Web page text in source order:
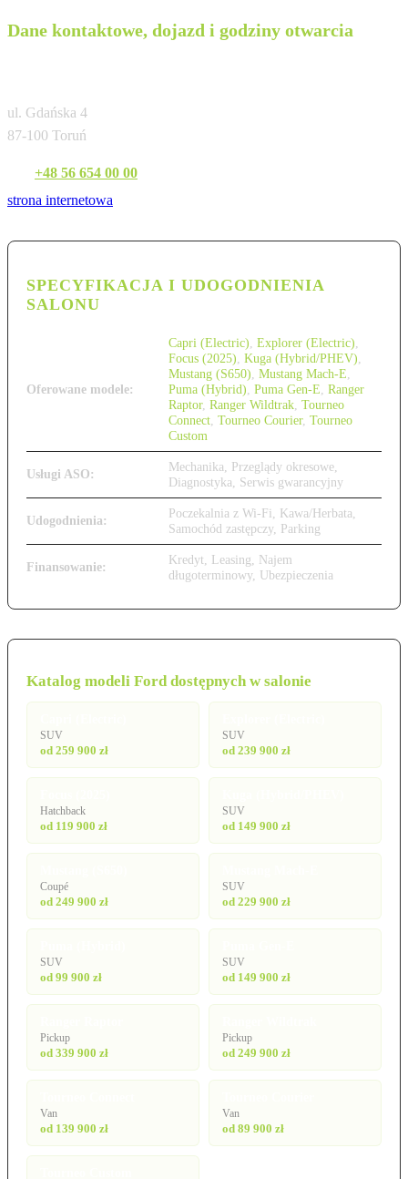
Dane kontaktowe, dojazd i godziny otwarcia
ul. Gdańska 4
87-100 Toruń
+48 56 654 00 00
strona internetowa
SPECYFIKACJA I UDOGODNIENIA
SALONU
Oferowane modele:
Capri (Electric) Explorer (Electric)
Focus (2025) Kuga (Hybrid/PHEV)
Mustang (S650) Mustang Mach-E
Puma (Hybrid) Puma Gen-E Ranger
Raptor, Ranger Wildtrak Tourneo
Connect Tourneo Courier, Tourneo
Custom
Usługi ASO:
Mechanika, Przeglądy okresowe,
Diagnostyka, Serwis gwarancyjny
Udogodnienia:
Poczekalnia z Wi-Fi, Kawa/Herbata,
Samochód zastępczy, Parking
Finansowanie:
Kredyt, Leasing, Najem
długoterminowy, Ubezpieczenia
Katalog modeli Ford dostępnych w salonie
SUV
od 259 900 zł
SUV
od 239 900 zł
Hatchback
od 119 900 zł
SUV
od 149 900 zł
Coupé
od 249 900 zł
SUV
od 229 900 zł
SUV
od 99 900 zł
SUV
od 149 900 zł
Pickup
od 339 900 zł
Pickup
od 249 900 zł
Van
od 139 900 zł
Van
od 89 900 zł